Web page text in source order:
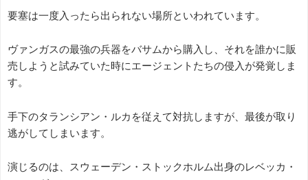
要塞は一度入ったら出られない場所といわれています。
ヴァンガスの最強の兵器をバサムから購入し、それを誰かに販
売しようと試みていた時にエージェントたちの侵入が発覚しま
す。
手下のタランシアン・ルカを従えて対抗しますが、最後が取り
逃がしてしまいます。
演じるのは、スウェーデン・ストックホルム出身のレベッカ・